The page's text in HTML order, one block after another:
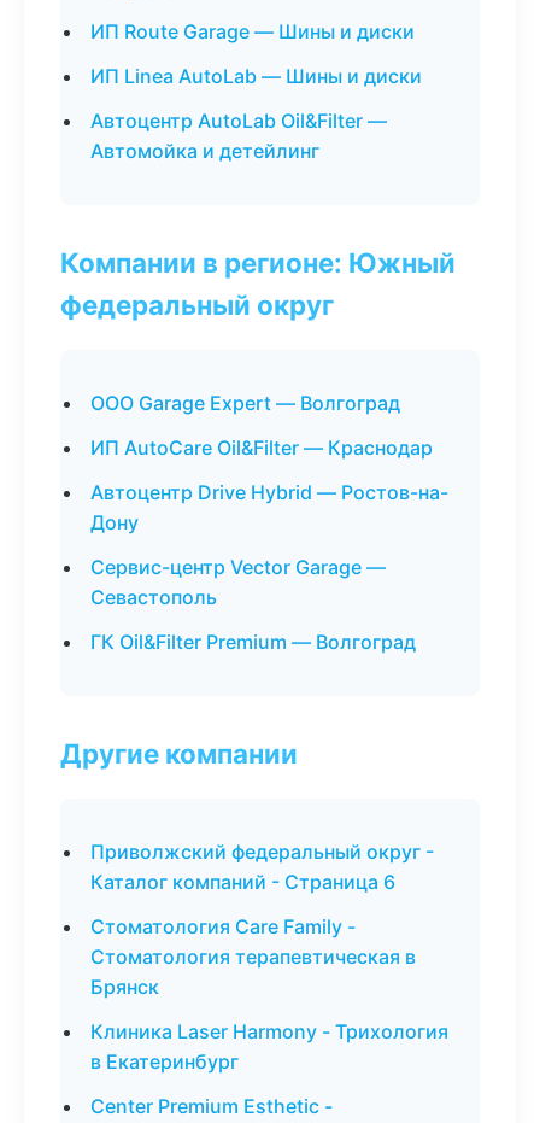
ИП Route Garage — Шины и диски
ИП Linea AutoLab — Шины и диски
Автоцентр AutoLab Oil&Filter —
Автомойка и детейлинг
Компании в регионе: Южный
федеральный округ
ООО Garage Expert — Волгоград
ИП AutoCare Oil&Filter — Краснодар
Автоцентр Drive Hybrid — Ростов-на-
Дону
Сервис-центр Vector Garage —
Севастополь
ГК Oil&Filter Premium — Волгоград
Другие компании
Приволжский федеральный округ -
Каталог компаний - Страница 6
Стоматология Care Family -
Стоматология терапевтическая в
Брянск
Клиника Laser Harmony - Трихология
в Екатеринбург
Center Premium Esthetic -